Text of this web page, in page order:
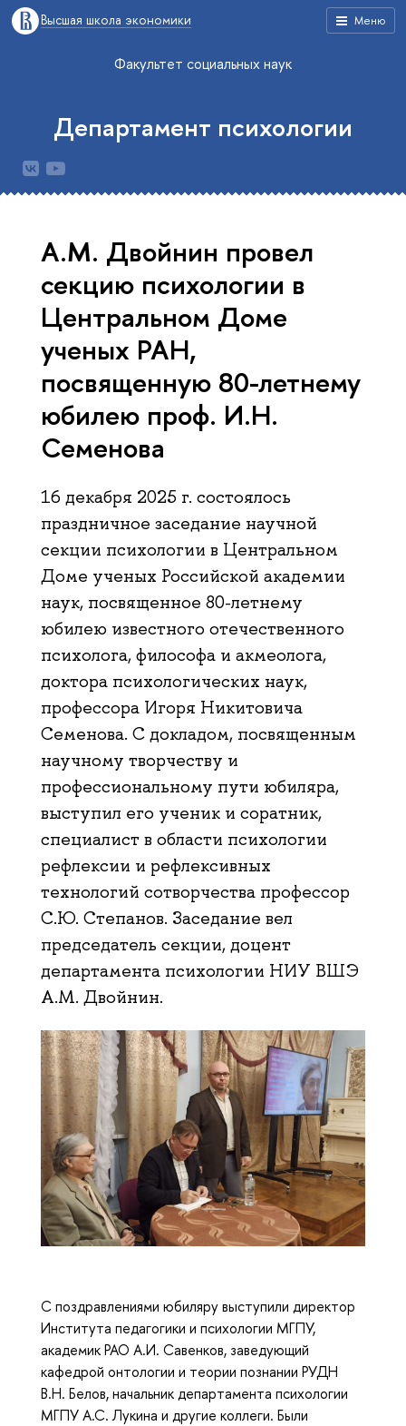
Меню
Высшая школа экономики
Факультет социальных наук
Департамент психологии
А.М. Двойнин провел
секцию психологии в
Центральном Доме
ученых РАН,
посвященную 80-летнему
юбилею проф. И.Н.
Семенова
16 декабря 2025 г. состоялось
праздничное заседание научной
секции психологии в Центральном
Доме ученых Российской академии
наук, посвященное 80-летнему
юбилею известного отечественного
психолога, философа и акмеолога,
доктора психологических наук,
профессора Игоря Никитовича
Семенова. С докладом, посвященным
научному творчеству и
профессиональному пути юбиляра,
выступил его ученик и соратник,
специалист в области психологии
рефлексии и рефлексивных
технологий сотворчества профессор
С.Ю. Степанов. Заседание вел
председатель секции, доцент
департамента психологии НИУ ВШЭ
А.М. Двойнин.
С поздравлениями юбиляру выступили директор
Института педагогики и психологии МГПУ,
академик РАО А.И. Савенков, заведующий
кафедрой онтологии и теории познании РУДН
В.Н. Белов, начальник департамента психологии
МГПУ А.С. Лукина и другие коллеги. Были